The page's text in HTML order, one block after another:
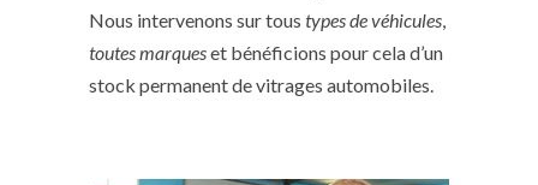
Nous intervenons sur tous types de véhicules
toutes marqueset bénéficions pour cela d’un
stock permanent de vitrages automobiles.